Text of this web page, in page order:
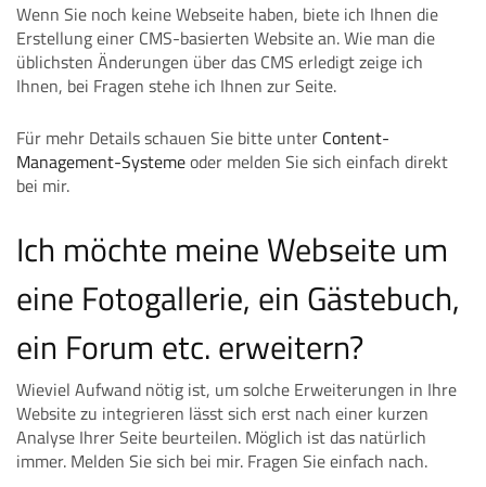
Wenn Sie noch keine Webseite haben, biete ich Ihnen die
Erstellung einer CMS-basierten Website an. Wie man die
üblichsten Änderungen über das CMS erledigt zeige ich
Ihnen, bei Fragen stehe ich Ihnen zur Seite.
Für mehr Details schauen Sie bitte unter Content-
Management-Systemeoder melden Sie sich einfach direkt
bei mir.
Ich möchte meine Webseite um
eine Fotogallerie, ein Gästebuch,
ein Forum etc. erweitern?
Wieviel Aufwand nötig ist, um solche Erweiterungen in Ihre
Website zu integrieren lässt sich erst nach einer kurzen
Analyse Ihrer Seite beurteilen. Möglich ist das natürlich
immer. Melden Sie sich bei mir. Fragen Sie einfach nach.